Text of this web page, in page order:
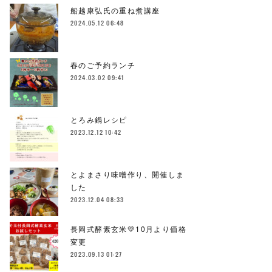
船越康弘氏の重ね煮講座
2024.05.12 06:48
春のご予約ランチ
2024.03.02 09:41
とろみ鍋レシピ
2023.12.12 10:42
とよまさり味噌作り、開催しま
した
2023.12.04 08:33
長岡式酵素玄米💛10月より価格
変更
2023.09.13 01:27